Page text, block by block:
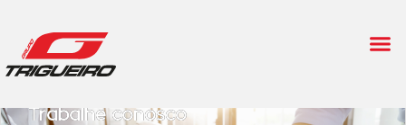
Trabalhe conosco